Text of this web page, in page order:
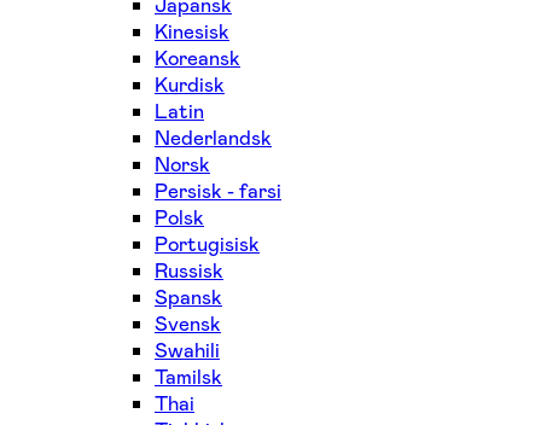
Kinesisk
Koreansk
Kurdisk
Latin
Nederlandsk
Norsk
Persisk - farsi
Polsk
Portugisisk
Russisk
Spansk
Svensk
Swahili
Tamilsk
Thai